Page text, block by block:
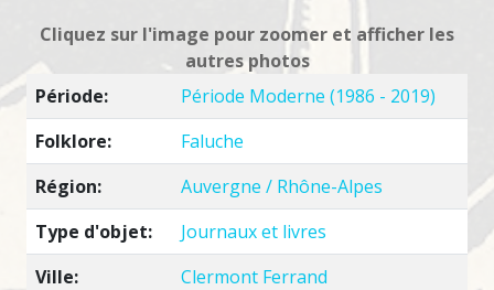
Cliquez sur l'image pour zoomer et afficher les
autres photos
Période:
Période Moderne (1986 - 2019)
Folklore:
Faluche
Région:
Auvergne / Rhône-Alpes
Type d'objet:
Journaux et livres
Ville:
Clermont Ferrand